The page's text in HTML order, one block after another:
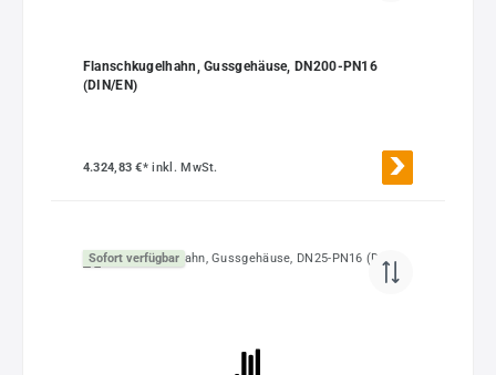
Flanschkugelhahn, Gussgehäuse, DN200-PN16
(DIN/EN)
4.324,83 €*inkl. MwSt.
Sofort verfügbar